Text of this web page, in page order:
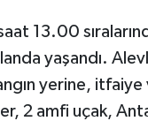
13.00
yaşandı.
yerine,
2 amfi uçak,